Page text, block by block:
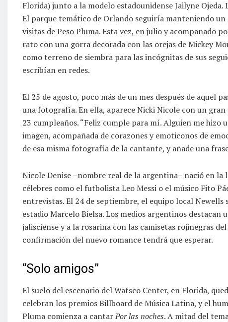
Florida) junto a la modelo estadounidense Jailyne
El parque temático de Orlando seguiría manteniendo
visitas de Peso Pluma. Esta vez, en julio y acompañado
rato con una gorra decorada con las orejas de Mickey
como terreno de siembra para las incógnitas de sus
escribían en redes.
El 25 de agosto, poco más de un mes después de aquel
una fotografía. En ella, aparece Nicki Nicole con un
23 cumpleaños. “Feliz cumple para mí. Alguien me hizo
imagen, acompañada de corazones y emoticonos de
de esa misma fotografía de la cantante, y añade una
Nicole Denise –nombre real de la argentina– nació en
célebres como el futbolista Leo Messi o el músico Fito
entrevistas. El 24 de septiembre, el equipo local
estadio Marcelo Bielsa. Los medios argentinos destacan
jalisciense y a la rosarina con las camisetas rojinegras
confirmación del nuevo romance tendrá que esperar.
“Solo amigos”
El suelo del escenario del Watsco Center, en Florida,
celebran los premios Billboard de Música Latina, y el
Pluma comienza a cantarPor las noches. A mitad del